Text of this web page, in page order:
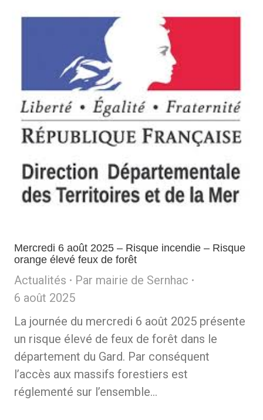
Mercredi 6 août 2025 – Risque incendie – Risque
orange élevé feux de forêt
Actualités Par mairie de Sernhac
6 août 2025
La journée du mercredi 6 août 2025 présente
un risque élevé de feux de forêt dans le
département du Gard. Par conséquent
l’accès aux massifs forestiers est
réglementé sur l’ensemble…